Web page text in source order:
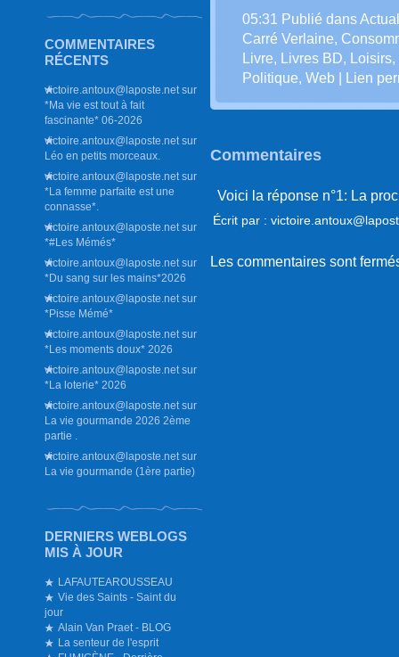
COMMENTAIRES
RÉCENTS
victoire.antoux@laposte.net sur
*Ma vie est tout à fait
fascinante* 06-2026
victoire.antoux@laposte.net sur
Léo en petits morceaux.
victoire.antoux@laposte.net sur
*La femme parfaite est une
connasse*.
victoire.antoux@laposte.net sur
*#Les Mémés*
victoire.antoux@laposte.net sur
*Du sang sur les mains*2026
victoire.antoux@laposte.net sur
*Pisse Mémé*
victoire.antoux@laposte.net sur
*Les moments doux* 2026
victoire.antoux@laposte.net sur
*La loterie* 2026
victoire.antoux@laposte.net sur
La vie gourmande 2026 2ème
partie .
victoire.antoux@laposte.net sur
La vie gourmande (1ère partie)
DERNIERS WEBLOGS
MIS À JOUR
LAFAUTEAROUSSEAU
Vie des Saints - Saint du
jour
Alain Van Praet - BLOG
La senteur de l'esprit
05:31 Publié dans
Carré Verlaine,
Livre, Livres BD, Loisirs,
Politique, Web Lien
Commentaires
Voici la réponse n°1: La
Écrit par :
Les commentaires sont